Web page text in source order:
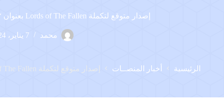
إصدار متوقع لتكملة Lords of The Fallen بعنوان “Death of The Fallen”
محمد 7 يناير، 2024
الرئيسية أخبار المنصــات إصدار متوقع لتكملة Lords of The Fallen بعنوان “Death of The Fallen”